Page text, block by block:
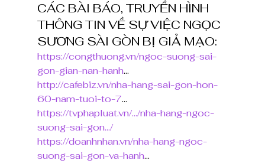
CÁC BÀI BÁO, TRUYỀN HÌNH
THÔNG TIN VỀ SỰ VIỆC NGỌC
SƯƠNG SÀI GÒN BỊ GIẢ MẠO:
https://congthuong.vn/ngoc-suong-sai-
gon-gian-nan-hanh...
http://cafebiz.vn/nha-hang-sai-gon-hon-
60-nam-tuoi-to-7...
https://tvphapluat.vn/.../nha-hang-ngoc-
suong-sai-gon.../
https://doanhnhan.vn/nha-hang-ngoc-
suong-sai-gon-va-hanh...